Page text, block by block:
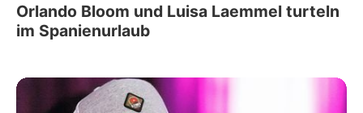
Orlando Bloom und Luisa Laemmel turteln
im Spanienurlaub